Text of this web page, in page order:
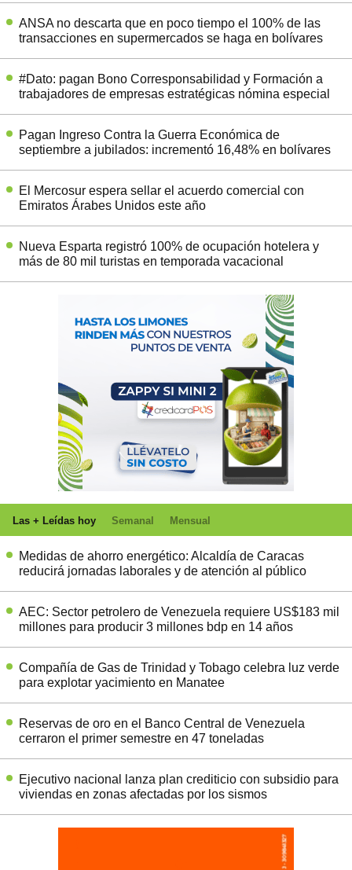
ANSA no descarta que en poco tiempo el 100% de las
transacciones en supermercados se haga en bolívares
#Dato: pagan Bono Corresponsabilidad y Formación a
trabajadores de empresas estratégicas nómina especial
Pagan Ingreso Contra la Guerra Económica de
septiembre a jubilados: incrementó 16,48% en bolívares
El Mercosur espera sellar el acuerdo comercial con
Emiratos Árabes Unidos este año
Nueva Esparta registró 100% de ocupación hotelera y
más de 80 mil turistas en temporada vacacional
Las + Leídas hoy Semanal Mensual
Medidas de ahorro energético: Alcaldía de Caracas
reducirá jornadas laborales y de atención al público
AEC: Sector petrolero de Venezuela requiere US$183 mil
millones para producir 3 millones bdp en 14 años
Compañía de Gas de Trinidad y Tobago celebra luz verde
para explotar yacimiento en Manatee
Reservas de oro en el Banco Central de Venezuela
cerraron el primer semestre en 47 toneladas
Ejecutivo nacional lanza plan crediticio con subsidio para
viviendas en zonas afectadas por los sismos